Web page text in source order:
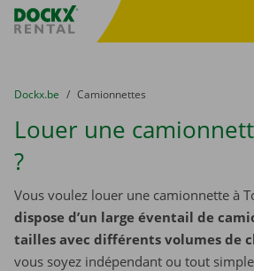
sitename
You are here:
du
Dockx.be to
Camionnettes
Louer une
?
Vous voulez louer une camionnette à
dispose d’un large éventail de
tailles avec différents volumes de
vous soyez indépendant ou tout